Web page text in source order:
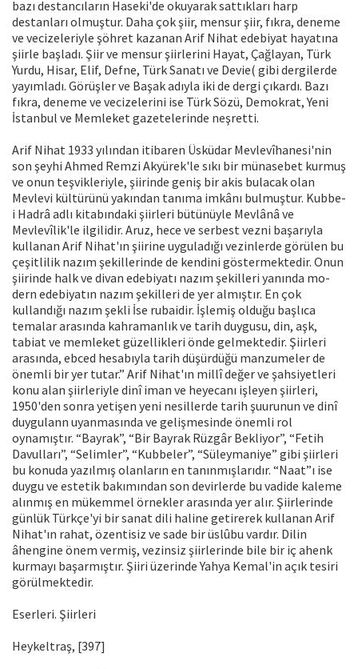
bazı destancıların Haseki'de okuya­rak sattıkları harp
destanları olmuştur. Daha çok şiir, mensur şiir, fıkra, dene­me
ve vecizeleriyle şöhret kazanan Arif Nihat edebiyat hayatına
şiirle başladı. Şiir ve mensur şiirlerini Hayat, Çağla­yan, Türk
Yurdu, Hisar, Elif, Defne, Türk Sanatı ve Devie( gibi dergilerde
yayımladı. Görüşler ve Başak adıyla iki de dergi çıkardı. Bazı
fıkra, deneme ve vecizelerini ise Türk Sözü, Demokrat, Yeni
İstanbul ve Memleket gazetele­rinde neşretti.
Arif Nihat 1933 yılından itibaren Üs­küdar Mevlevîhanesi'nin
son şeyhi Ahmed Remzi Akyürek'le sıkı bir münase­bet kurmuş
ve onun teşvikleriyle, şiirin­de geniş bir akis bulacak olan
Mevlevi kültürünü yakından tanıma imkânı bul­muştur. Kubbe-
i Hadrâ adlı kitabında­ki şiirleri bütünüyle Mevlânâ ve
Mevlevîlik'le ilgilidir. Aruz, hece ve serbest vez­ni başarıyla
kullanan Arif Nihat'ın şiirine uyguladığı vezinlerde görülen bu
çeşitli­lik nazım şekillerinde de kendini gös­termektedir. Onun
şiirinde halk ve divan edebiyatı nazım şekilleri yanında mo­
dern edebiyatın nazım şekilleri de yer almıştır. En çok
kullandığı nazım şekli İse rubaidir. İşlemiş olduğu başlıca
tema­lar arasında kahramanlık ve tarih duy­gusu, din, aşk,
tabiat ve memleket gü­zellikleri önde gelmektedir. Şiirleri
ara­sında, ebced hesabıyla tarih düşürdü­ğü manzumeler de
önemli bir yer tutar.” Arif Nihat'ın millî değer ve şahsiyetleri
konu alan şiirleriyle dinî iman ve heye­canı işleyen şiirleri,
1950'den sonra ye­tişen yeni nesillerde tarih şuurunun ve dinî
duygulann uyanmasında ve geliş­mesinde önemli rol
oynamıştır. “Bay­rak”, “Bir Bayrak Rüzgâr Bekliyor”, “Fe­tih
Davulları”, “Selimler”, “Kubbeler”, “Süleymaniye” gibi şiirleri
bu konuda yazıl­mış olanların en tanınmışlarıdır. “Naat”ı ise
duygu ve estetik bakımından son devirlerde bu vadide kaleme
alınmış en mükemmel örnekler arasında yer alır. Şiirlerinde
günlük Türkçe'yi bir sanat di­li haline getirerek kullanan Arif
Nihat'ın rahat, özentisiz ve sade bir üslûbu var­dır. Dilin
âhengine önem vermiş, vezin­siz şiirlerinde bile bir iç ahenk
kurma­yı başarmıştır. Şiiri üzerinde Yahya Ke­mal'in açık tesiri
görülmektedir.
Eserleri. Şiirleri
Heykeltraş, [397]